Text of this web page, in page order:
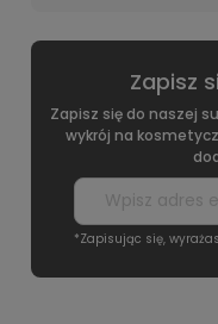
Zapisz
Zapisz się do naszej
wykrój na
*Zapisując się,